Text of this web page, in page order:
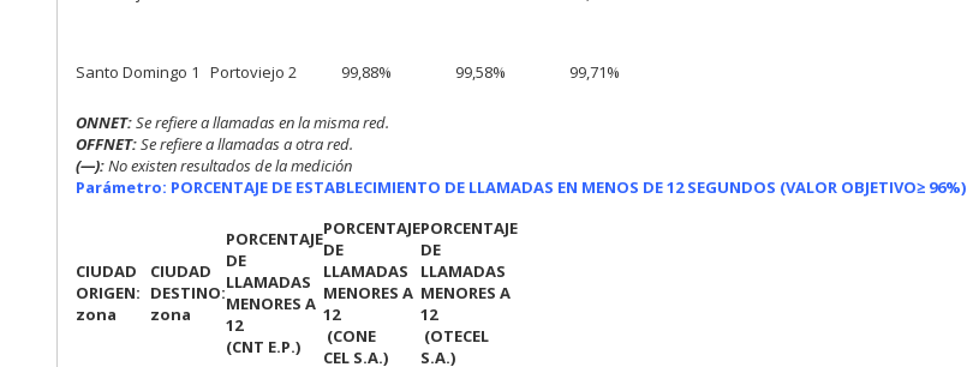
Santo Domingo 1 Portoviejo 2 99,88% 99,58% 99,71%
ONNET:Se refiere a llamadas en la misma red.
OFFNET:Se refiere a llamadas a otra red.
(—):No existen resultados de la medición
Parámetro: PORCENTAJE DE ESTABLECIMIENTO DE LLAMADAS EN MENOS DE 12 SEGUNDOS (VALOR OBJETIVO≥ 96%)
CIUDAD
ORIGEN:
zona
CIUDAD
DESTINO:
zona
PORCENTAJE
DE
LLAMADAS
MENORES A
12
(CNT E.P.)
PORCENTAJE
DE
LLAMADAS
MENORES A
12
(CONE
CEL S.A.)
PORCENTAJE
DE
LLAMADAS
MENORES A
12
(OTECEL
S.A.)